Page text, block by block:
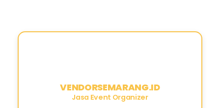
VENDORSEMARANG.ID
Jasa Event Organizer